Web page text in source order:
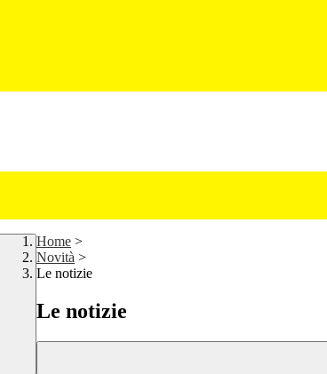
Home >
Novità >
Le notizie
Le notizie